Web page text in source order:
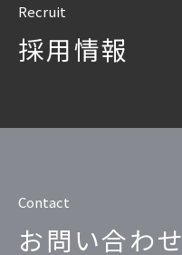
Recruit
採用情報
Contact
お問い合わせ